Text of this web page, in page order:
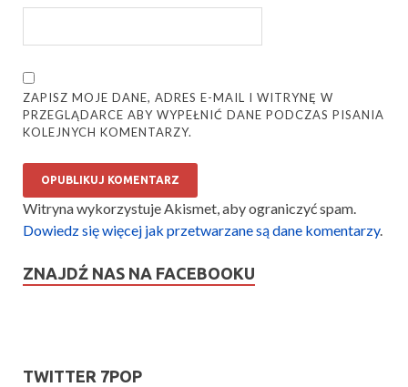
ZAPISZ MOJE DANE, ADRES E-MAIL I WITRYNĘ W
PRZEGLĄDARCE ABY WYPEŁNIĆ DANE PODCZAS PISANIA
KOLEJNYCH KOMENTARZY.
Witryna wykorzystuje Akismet, aby ograniczyć spam.
Dowiedz się więcej jak przetwarzane są dane komentarzy.
ZNAJDŹ NAS NA FACEBOOKU
TWITTER 7POP